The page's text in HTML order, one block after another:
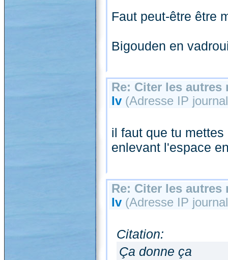
Faut peut-être être
Bigouden en
Re: Citer les
Iv (Adresse IP
il faut que tu
enlevant l'espace
Re: Citer les
Iv (Adresse IP
Citation:
Ça donne ça